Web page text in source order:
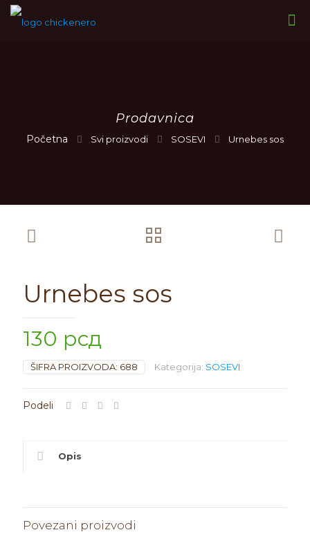
Prodavnica
Svi proizvodi SOSEVI Urnebes sos
Urnebes sos
130 рсд
ŠIFRA PROIZVODA: 688 Kategorija: SOSEVI
Opis
Povezani proizvodi